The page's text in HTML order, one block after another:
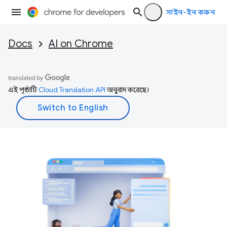
সাইন-ইন করুন
Docs AI on Chrome
এই পৃষ্ঠাটিCloud Translation APIঅনুবাদ করেছে।